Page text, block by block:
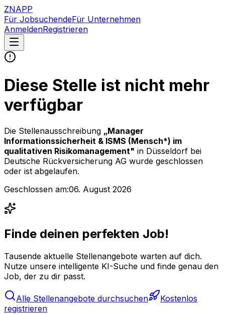
ZNAPP
Für JobsuchendeFür Unternehmen
AnmeldenRegistrieren
Diese Stelle ist nicht mehr
verfügbar
Die Stellenausschreibung „Manager
Informationssicherheit & ISMS (Mensch*) im
qualitativen Risikomanagement" in Düsseldorf bei
Deutsche Rückversicherung AG wurde geschlossen
oder ist abgelaufen.
Geschlossen am:06. August 2026
Finde deinen perfekten Job!
Tausende aktuelle Stellenangebote warten auf dich.
Nutze unsere intelligente KI-Suche und finde genau den
Job, der zu dir passt.
Alle Stellenangebote durchsuchen
Kostenlos
registrieren